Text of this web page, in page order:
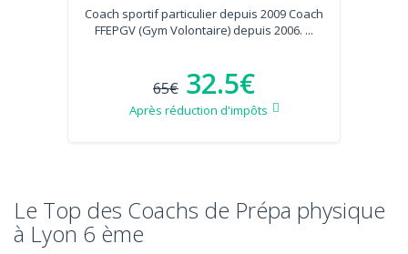
Coach sportif particulier depuis 2009 Coach
FFEPGV (Gym Volontaire) depuis 2006. ...
65€ 32.5€
Après réduction d'impôts
Le Top des Coachs de Prépa physique
à Lyon 6 ème